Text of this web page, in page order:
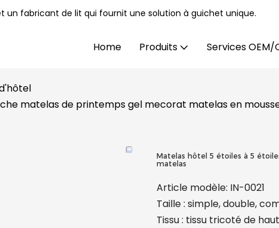
un fabricant de lit qui fournit une solution à guichet unique.
Home Produits Services OEM/
matelas de printemps gel mecorat matelas en
Matelas hôtel 5 étoiles à 5
matelas
Article modèle: IN-0021
Taille : simple, double,
Tissu : tissu tricoté de